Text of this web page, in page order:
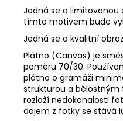
Jedná se o limitovanou
tímto motivem bude
Jedná se o kvalitní
Plátno (Canvas) je
poměru 70/30.
plátno o gramáži
strukturou a
rozloží nedokonalosti
dojem z fotky se stává